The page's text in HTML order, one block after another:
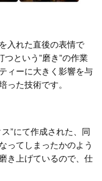
入れた直後の表情で
つという”磨き”の作業
ィーに大きく影響を与
った技術です。
”にて作成された、同
ってしまったかのよう
き上げているので、仕